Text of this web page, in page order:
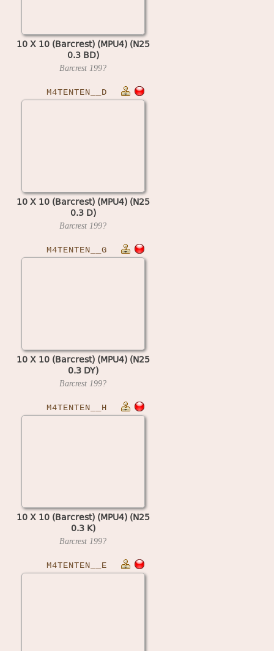
10 X 10 (Barcrest) (MPU4) (N25
0.3 BD)
Barcrest 199?
M4TENTEN__D
10 X 10 (Barcrest) (MPU4) (N25
0.3 D)
Barcrest 199?
M4TENTEN__G
10 X 10 (Barcrest) (MPU4) (N25
0.3 DY)
Barcrest 199?
M4TENTEN__H
10 X 10 (Barcrest) (MPU4) (N25
0.3 K)
Barcrest 199?
M4TENTEN__E